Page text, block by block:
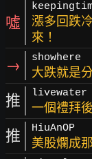
噓
漲多回跌
來！
→ showhere
大跌就是
推 livewater
一個禮拜
推 HiuAnOP
美股爛成